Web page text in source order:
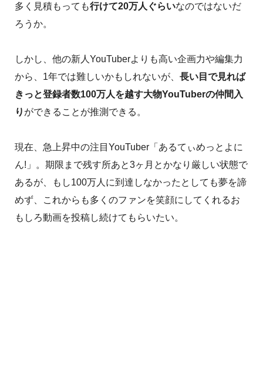
多く見積もっても行けて20万人ぐらいなのではないだ
ろうか。
しかし、他の新人YouTuberよりも高い企画力や編集力
から、1年では難しいかもしれないが、 長い目で見れば
きっと登録者数100万人を越す大物YouTuberの仲間入
り ができることが推測できる。
現在、急上昇中の注目YouTuber「あるてぃめっとよに
ん!」。期限まで残す所あと3ヶ月とかなり厳しい状態で
あるが、もし100万人に到達しなかったとしても夢を諦
めず、これからも多くのファンを笑顔にしてくれるお
もしろ動画を投稿し続けてもらいたい。